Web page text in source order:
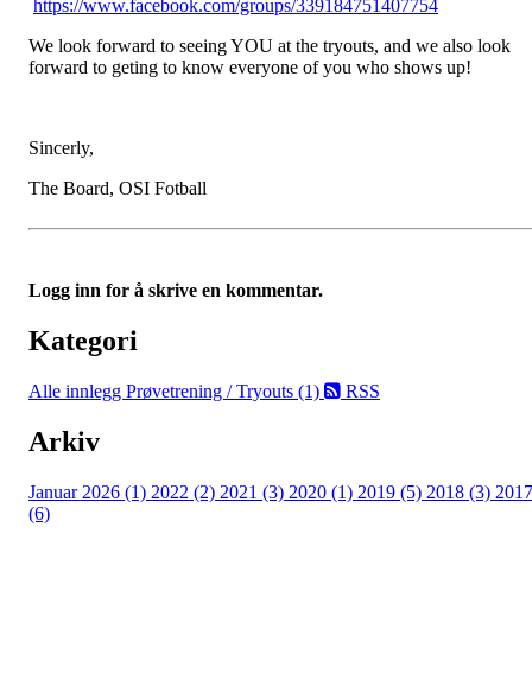
https://www.facebook.com/groups/339184751407754
We look forward to seeing YOU at the tryouts, and we also look
forward to geting to know everyone of you who shows up!
Sincerly,
The Board, OSI Fotball
Logg inn for å skrive en kommentar.
Kategori
Alle innlegg Prøvetrening / Tryouts (1) RSS
Arkiv
Januar 2026 (1) 2022 (2) 2021 (3) 2020 (1) 2019 (5) 2018 (3) 2017
(6)